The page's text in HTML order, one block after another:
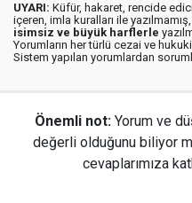
UYARI: Küfür, hakaret, rencide
içeren, imla kuralları ile
isimsiz ve büyük harflerle
Yorumların her türlü cezai ve
Sistem yapılan yorumlardan
Önemli not: Yorum ve
değerli olduğunu biliyor
cevaplarımıza